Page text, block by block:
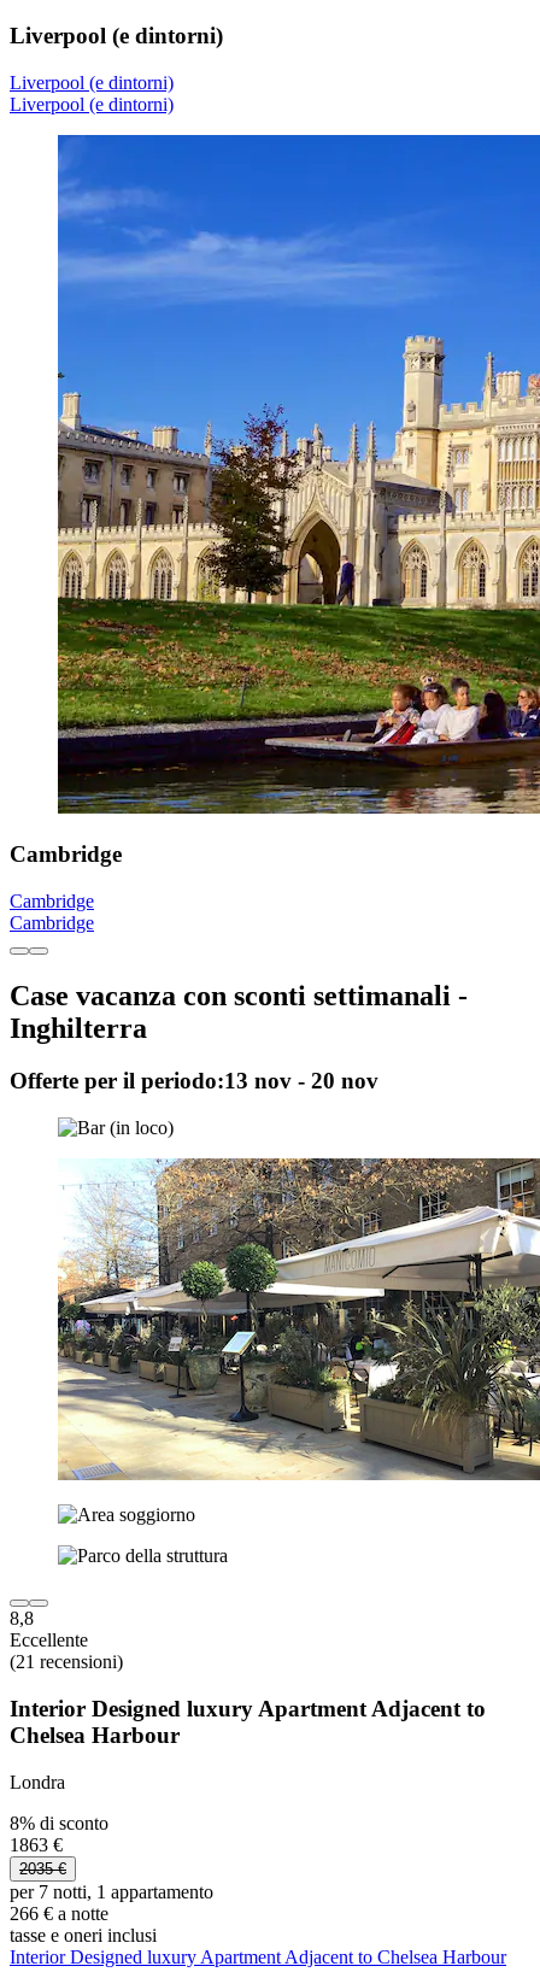
Liverpool (e dintorni)
Liverpool (e dintorni)
Liverpool (e dintorni)
Cambridge
Cambridge
Cambridge
Case vacanza con sconti settimanali -
Inghilterra
Offerte per il periodo:13 nov - 20 nov
8,8
Eccellente
(21 recensioni)
Interior Designed luxury Apartment Adjacent to
Chelsea Harbour
Londra
8% di sconto
1863 €
2035 €
per 7 notti, 1 appartamento
266 € a notte
tasse e oneri inclusi
Interior Designed luxury Apartment Adjacent to Chelsea Harbour